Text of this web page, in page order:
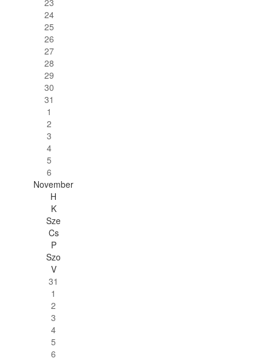
23
24
25
26
27
28
29
30
31
1
2
3
4
5
6
November
H
K
Sze
Cs
P
Szo
V
31
1
2
3
4
5
6